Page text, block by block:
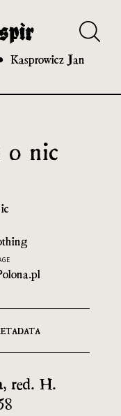
Kasprowicz Jan
red. H.
o nic